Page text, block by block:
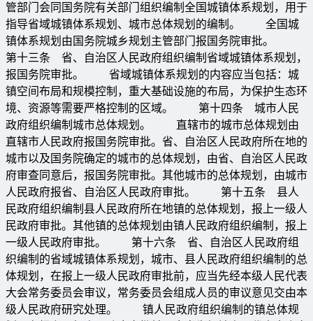
管部门会同国务院有关部门组织编制全国城镇体系规划，用于
指导省域城镇体系规划、城市总体规划的编制。 全国城
镇体系规划由国务院城乡规划主管部门报国务院审批。
第十三条 省、自治区人民政府组织编制省域城镇体系规划，
报国务院审批。 省域城镇体系规划的内容应当包括：城
镇空间布局和规模控制，重大基础设施的布局，为保护生态环
境、资源等需要严格控制的区域。 第十四条 城市人民
政府组织编制城市总体规划。 直辖市的城市总体规划由
直辖市人民政府报国务院审批。省、自治区人民政府所在地的
城市以及国务院确定的城市的总体规划，由省、自治区人民政
府审查同意后，报国务院审批。其他城市的总体规划，由城市
人民政府报省、自治区人民政府审批。 第十五条 县人
民政府组织编制县人民政府所在地镇的总体规划，报上一级人
民政府审批。其他镇的总体规划由镇人民政府组织编制，报上
一级人民政府审批。 第十六条 省、自治区人民政府组
织编制的省域城镇体系规划，城市、县人民政府组织编制的总
体规划，在报上一级人民政府审批前，应当先经本级人民代表
大会常务委员会审议，常务委员会组成人员的审议意见交由本
级人民政府研究处理。 镇人民政府组织编制的镇总体规